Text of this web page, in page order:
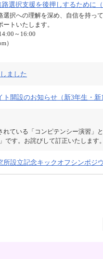
選択支援を後押しするために（
選択への理解を深め、自信を持っ
トいたします。
～16:00
）
ました
開設のお知らせ（新3年生・新
れている「コンピテンシー演習」
です。お詫びして訂正いたします。
所設立記念キックオフシンポジ